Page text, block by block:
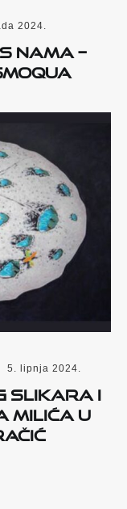
2024.
nama –
5. lipnja 2024.
slikara i
u